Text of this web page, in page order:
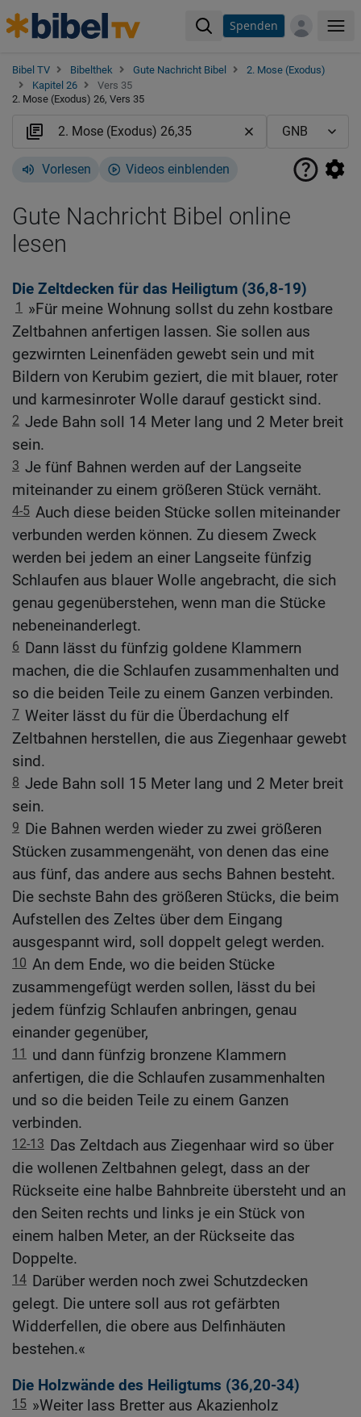
Spenden
Bibel TV Bibelthek Gute Nachricht Bibel
2. Mose (Exodus)
Kapitel 26
Vers 35
2. Mose (Exodus) 26, Vers 35
Vorlesen Videos einblenden
Gute Nachricht Bibel online
lesen
Die Zeltdecken für das Heiligtum (36,8-19)
1
»Für meine Wohnung sollst du zehn kostbare
Zeltbahnen anfertigen lassen. Sie sollen aus
gezwirnten Leinenfäden gewebt sein und mit
Bildern von Kerubim geziert, die mit blauer, roter
und karmesinroter Wolle darauf gestickt sind.
2 Jede Bahn soll 14 Meter lang und 2 Meter breit
sein.
3 Je fünf Bahnen werden auf der Langseite
miteinander zu einem größeren Stück vernäht.
4-5 Auch diese beiden Stücke sollen miteinander
verbunden werden können. Zu diesem Zweck
werden bei jedem an einer Langseite fünfzig
Schlaufen aus blauer Wolle angebracht, die sich
genau gegenüberstehen, wenn man die Stücke
nebeneinanderlegt.
6 Dann lässt du fünfzig goldene Klammern
machen, die die Schlaufen zusammenhalten und
so die beiden Teile zu einem Ganzen verbinden.
7 Weiter lässt du für die Überdachung elf
Zeltbahnen herstellen, die aus Ziegenhaar gewebt
sind.
8 Jede Bahn soll 15 Meter lang und 2 Meter breit
sein.
9 Die Bahnen werden wieder zu zwei größeren
Stücken zusammengenäht, von denen das eine
aus fünf, das andere aus sechs Bahnen besteht.
Die sechste Bahn des größeren Stücks, die beim
Aufstellen des Zeltes über dem Eingang
ausgespannt wird, soll doppelt gelegt werden.
10 An dem Ende, wo die beiden Stücke
zusammengefügt werden sollen, lässt du bei
jedem fünfzig Schlaufen anbringen, genau
einander gegenüber,
11
und dann fünfzig bronzene Klammern
anfertigen, die die Schlaufen zusammenhalten
und so die beiden Teile zu einem Ganzen
verbinden.
12-13 Das Zeltdach aus Ziegenhaar wird so über
die wollenen Zeltbahnen gelegt, dass an der
Rückseite eine halbe Bahnbreite übersteht und an
den Seiten rechts und links je ein Stück von
einem halben Meter, an der Rückseite das
Doppelte.
14 Darüber werden noch zwei Schutzdecken
gelegt. Die untere soll aus rot gefärbten
Widderfellen, die obere aus Delfinhäuten
bestehen.«
Die Holzwände des Heiligtums (36,20-34)
15 »Weiter lass Bretter aus Akazienholz